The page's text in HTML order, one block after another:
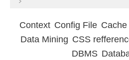
Cache
Config File
Context
CSS
Data Mining
DBMS